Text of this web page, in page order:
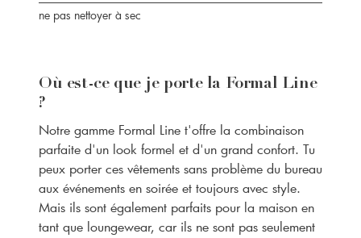
ne pas nettoyer à sec
Où est-ce que je porte la Formal Line
?
Notre gamme Formal Line t'offre la combinaison
parfaite d'un look formel et d'un grand confort. Tu
peux porter ces vêtements sans problème du bureau
aux événements en soirée et toujours avec style.
Mais ils sont également parfaits pour la maison en
tant que loungewear, car ils ne sont pas seulement